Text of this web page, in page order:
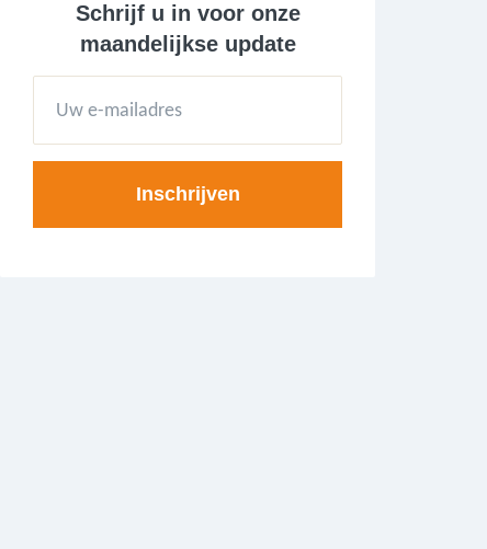
Schrijf u in voor onze
maandelijkse update